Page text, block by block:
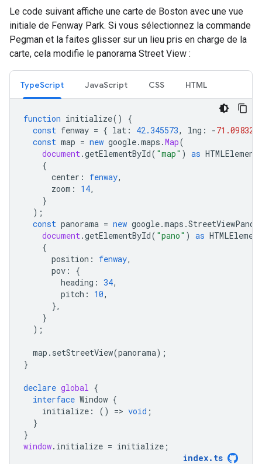
Le code suivant affiche une carte de Boston avec une vue
initiale de Fenway Park. Si vous sélectionnez la commande
Pegman et la faites glisser sur un lieu pris en charge de la
carte, cela modifie le panorama Street View :
TypeScript JavaScript CSS HTML
function initialize()
{
const fenway = { lat : 42.345573, lng : -71.098326
const map = new google.maps .Map(
document.getElementById( "map" ) as HTMLElement
{
center : fenway,
zoom : 14,
}
);
const panorama = new google.maps .
document.getElementById( "pano" ) as HTMLElement
{
position : fenway,
pov :
{
heading : 34,
pitch : 10,
},
}
);
map . setStreetView(panorama);
}
declare global {
interface Window {
initialize : () => void ;
}
}
window. initialize = initialize ;
index. ts